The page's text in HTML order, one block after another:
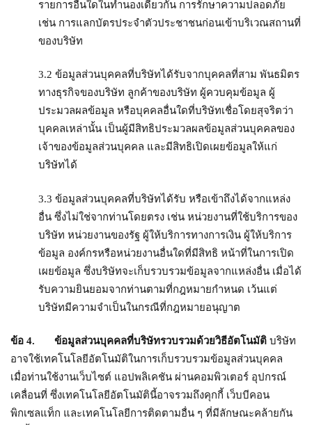
รายการอื่นใดในทำนองเดียวกัน การรักษาความปลอดภัย
เช่น การแลกบัตรประจำตัวประชาชนก่อนเข้าบริเวณสถานที่
ของบริษัท
3.2 ข้อมูลส่วนบุคคลที่บริษัทได้รับจากบุคคลที่สาม พันธมิตร
ทางธุรกิจของบริษัท ลูกค้าของบริษัท ผู้ควบคุมข้อมูล ผู้
ประมวลผลข้อมูล หรือบุคคลอื่นใดที่บริษัทเชื่อโดยสุจริตว่า
บุคคลเหล่านั้น เป็นผู้มีสิทธิประมวลผลข้อมูลส่วนบุคคลของ
เจ้าของข้อมูลส่วนบุคคล และมีสิทธิเปิดเผยข้อมูลให้แก่
บริษัทได้
3.3 ข้อมูลส่วนบุคคลที่บริษัทได้รับ หรือเข้าถึงได้จากแหล่ง
อื่น ซึ่งไม่ใช่จากท่านโดยตรง เช่น หน่วยงานที่ใช้บริการของ
บริษัท หน่วยงานของรัฐ ผู้ให้บริการทางการเงิน ผู้ให้บริการ
ข้อมูล องค์กรหรือหน่วยงานอื่นใดที่มีสิทธิ หน้าที่ในการเปิด
เผยข้อมูล ซึ่งบริษัทจะเก็บรวบรวมข้อมูลจากแหล่งอื่น เมื่อได้
รับความยินยอมจากท่านตามที่กฎหมายกำหนด เว้นแต่
บริษัทมีความจำเป็นในกรณีที่กฎหมายอนุญาต
ข้อ 4. ข้อมูลส่วนบุคคลที่บริษัทรวบรวมด้วยวิธีอัตโนมัติ บริษัท
อาจใช้เทคโนโลยีอัตโนมัติในการเก็บรวบรวมข้อมูลส่วนบุคคล
เมื่อท่านใช้งานเว็บไซต์ แอปพลิเคชัน ผ่านคอมพิวเตอร์ อุปกรณ์
เคลื่อนที่ ซึ่งเทคโนโลยีอัตโนมัตินี้อาจรวมถึงคุกกี้ เว็บบีคอน
พิกเซลแท็ก และเทคโนโลยีการติดตามอื่น ๆ ที่มีลักษณะคล้ายกัน